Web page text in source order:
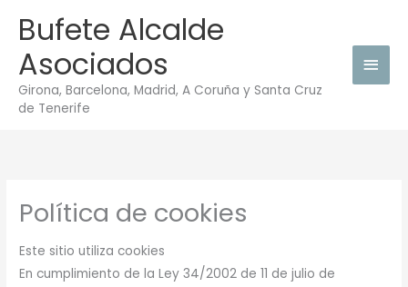
contenido
Bufete Alcalde
Asociados
Girona, Barcelona, Madrid, A Coruña y Santa Cruz
de Tenerife
Política de cookies
Este sitio utiliza cookies
En cumplimiento de la Ley 34/2002 de 11 de julio de